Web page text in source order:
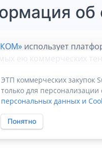
об
использует
ею коммерческих
ЭТП коммерческих закупок
только для
персональных данных и
Понятно